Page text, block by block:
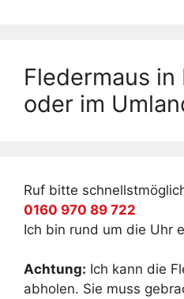
Fledermaus in
oder im
Ruf bitte
0160 970 89 722
Ich bin rund um die Uhr
Achtung: Ich kann die
abholen. Sie muss